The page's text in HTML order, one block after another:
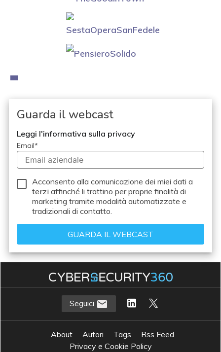
Guarda il webcast
Leggi l'informativa sulla privacy
Email*
Acconsento alla comunicazione dei miei dati a
terzi affinché li trattino per proprie finalità di
marketing tramite modalità automatizzate e
tradizionali di contatto.
Seguici
About Autori Tags
Rss Feed
Privacy e Cookie Policy